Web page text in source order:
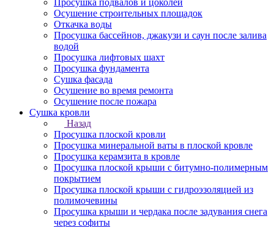
Просушка подвалов и цоколей
Осушение строительных площадок
Откачка воды
Просушка бассейнов, джакузи и саун после залива
водой
Просушка лифтовых шахт
Просушка фундамента
Сушка фасада
Осушение во время ремонта
Осушение после пожара
Сушка кровли
Назад
Просушка плоской кровли
Просушка минеральной ваты в плоской кровле
Просушка керамзита в кровле
Просушка плоской крыши с битумно-полимерным
покрытием
Просушка плоской крыши с гидроэзоляцией из
полимочевины
Просушка крыши и чердака после задувания снега
через софиты